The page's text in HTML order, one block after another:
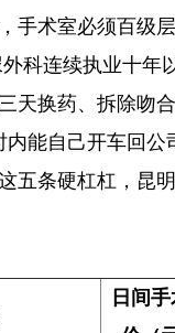
手术室必须百级
科连续执业十年
天换药、拆除吻
能自己开车回
五条硬杠杠，昆
日间